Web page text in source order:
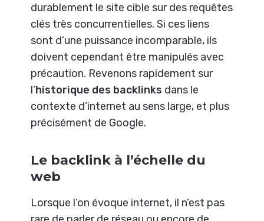
durablement le site cible sur des requêtes
clés très concurrentielles. Si ces liens
sont d’une puissance incomparable, ils
doivent cependant être manipulés avec
précaution. Revenons rapidement sur
l’historique des backlinks dans le
contexte d’internet au sens large, et plus
précisément de Google.
Le backlink à l’échelle du
web
Lorsque l’on évoque internet, il n’est pas